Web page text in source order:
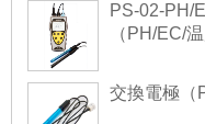
PS-02-PH/
（PH/EC/
交換電極（